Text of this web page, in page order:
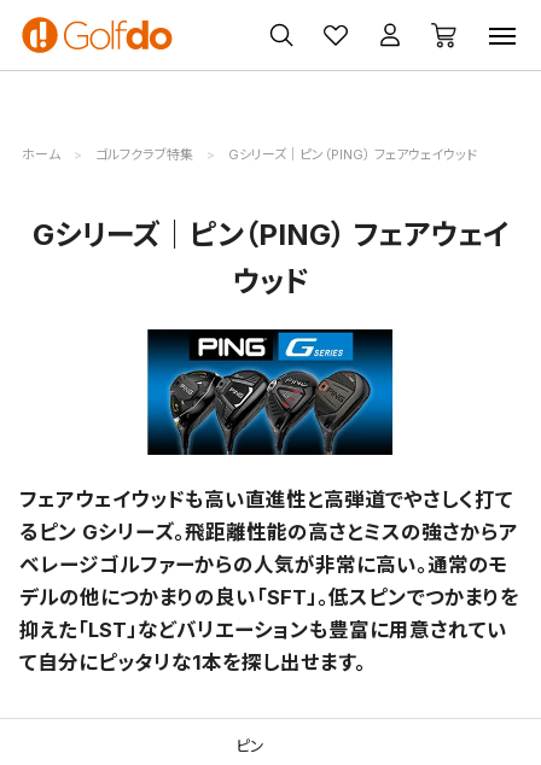
ゴルフ
クラブ
ゴルフ用品
買取
無料査定
クーポン
一覧
ホーム ゴルフクラブ特集 Gシリーズ｜ピン（PING） フェアウェイウッド
Gシリーズ｜ピン（PING） フェアウェイ
ウッド
フェアウェイウッドも高い直進性と高弾道でやさしく打て
るピン Gシリーズ。飛距離性能の高さとミスの強さからア
ベレージゴルファーからの人気が非常に高い。通常のモ
デルの他につかまりの良い「SFT」。低スピンでつかまりを
抑えた「LST」などバリエーションも豊富に用意されてい
て自分にピッタリな1本を探し出せます。
ピン